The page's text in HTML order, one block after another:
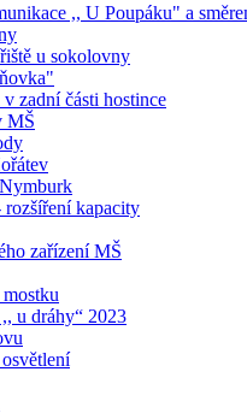
,, U Poupáku" a
u sokolovny
zadní části hostince
MŠ
rozšíření kapacity
zařízení MŠ
u dráhy“ 2023